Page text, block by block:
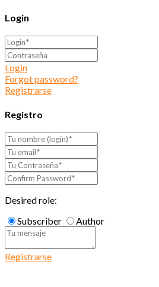
Login
Login
Forgot password?
Registrarse
Registro
Desired role:
Subscriber
Author
Registrarse